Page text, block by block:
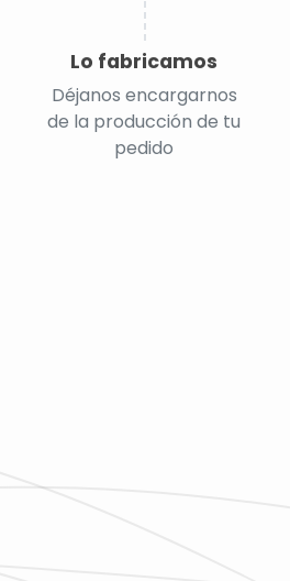
Lo fabricamos
Déjanos encargarnos
de la producción de tu
pedido